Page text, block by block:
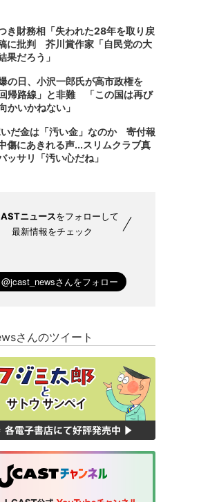
き財務相「失われた28年を取り戻
に批判 芥川賞作家「自民党の大
果だろう」
の日、小沢一郎氏が高市政権を
回帰路線」と非難 「この国は再び
かいかねない」
だ金は「汚い金」なのか 寄付報
傷にあきれる声...スリムクラブ真
ッサリ「汚い心だね」
ニュースをフォローして
最新情報をチェック
さんのツイート